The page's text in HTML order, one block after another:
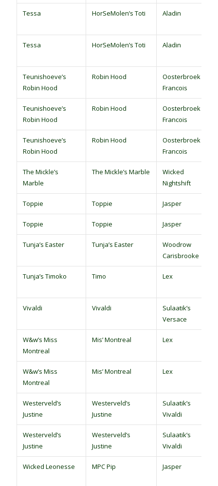
Tessa HorSeMolen’s Toti Aladin
Tessa HorSeMolen’s Toti Aladin
Teunishoeve’s
Robin Hood
Robin Hood
Oosterbroek
Francois
Teunishoeve’s
Robin Hood
Robin Hood
Oosterbroek
Francois
Teunishoeve’s
Robin Hood
Robin Hood
Oosterbroek
Francois
The Mickle’s
Marble
The Mickle’s Marble
Wicked
Nightshift
Toppie Toppie Jasper
Toppie Toppie Jasper
Tunja’s Easter Tunja’s Easter
Woodrow
Carisbrooke
Tunja’s Timoko Timo Lex
Vivaldi Vivaldi
Sulaatik’s
Versace
W&w’s Miss
Montreal
Mis’ Montreal Lex
W&w’s Miss
Montreal
Mis’ Montreal Lex
Westerveld’s
Justine
Westerveld’s
Justine
Sulaatik’s
Vivaldi
Westerveld’s
Justine
Westerveld’s
Justine
Sulaatik’s
Vivaldi
Wicked Leonesse MPC Pip Jasper